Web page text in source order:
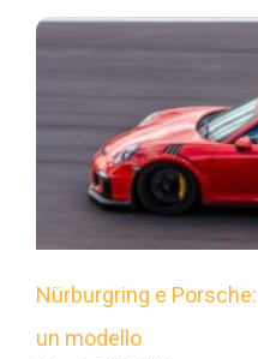
Nürburgring e
un modello